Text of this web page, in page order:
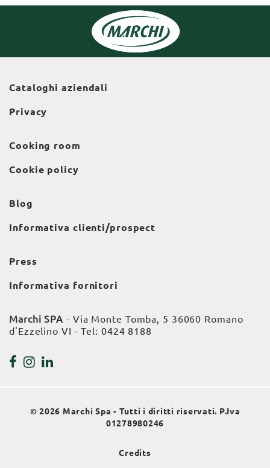
Cataloghi aziendali
Privacy
Cooking room
Cookie policy
Blog
Informativa clienti/prospect
Press
Informativa fornitori
Marchi SPA - Via Monte Tomba, 5 36060 Romano
d'Ezzelino VI - Tel: 0424 8188
© 2026 Marchi Spa - Tutti i diritti riservati. P.Iva
01278980246
Credits